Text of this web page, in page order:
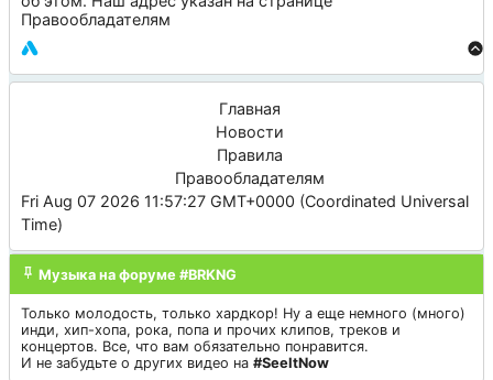
Правообладателям
Главная
Новости
Правила
Правообладателям
Fri Aug 07 2026 11:57:27 GMT+0000 (Coordinated Universal
Time)
Музыка на форуме #BRKNG
Только молодость, только хардкор! Ну а еще немного (много)
инди, хип-хопа, рока, попа и прочих клипов, треков и
концертов. Все, что вам обязательно понравится.
И не забудьте о других видео на #SeeItNow